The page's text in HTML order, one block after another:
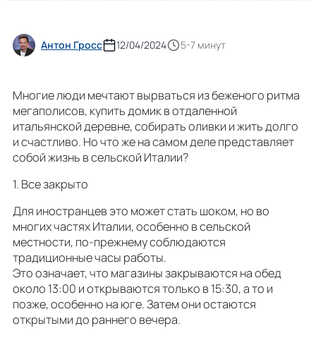
Антон Гросс 12/04/2024 5-7 минут
Многие люди мечтают вырваться из беженого ритма
мегаполисов, купить домик в отдаленной
итальянской деревне, собирать оливки и жить долго
и счастливо. Но что же на самом деле представляет
собой жизнь в сельской Италии?
1. Все закрыто
Для иностранцев это может стать шоком, но во
многих частях Италии, особенно в сельской
местности, по-прежнему соблюдаются
традиционные часы работы.
Это означает, что магазины закрываются на обед
около 13:00 и открываются только в 15:30, а то и
позже, особенно на юге. Затем они остаются
открытыми до раннего вечера.